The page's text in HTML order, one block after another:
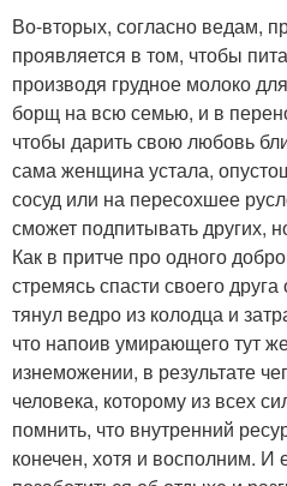
Во-вторых, согласно ведам,
проявляется в том, чтобы
производя грудное молоко
борщ на всю семью, и в
чтобы дарить свою любовь
сама женщина устала,
сосуд или на пересохшее
сможет подпитывать других,
Как в притче про одного
стремясь спасти своего
тянул ведро из колодца и
что напоив умирающего тут
изнеможении, в результате
человека, которому из всех
помнить, что внутренний
конечен, хотя и восполним. И